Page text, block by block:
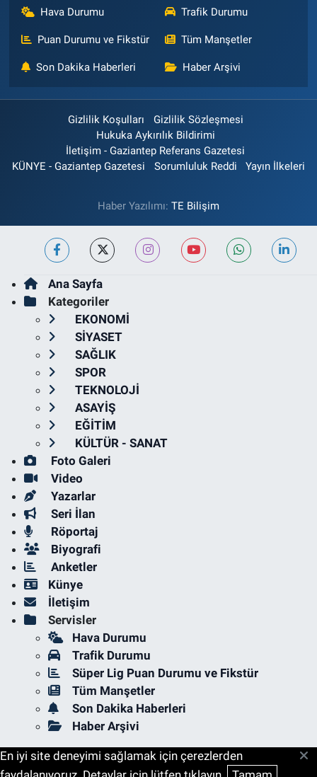
Hava Durumu Trafik Durumu
Puan Durumu ve Fikstür Tüm Manşetler
Son Dakika Haberleri Haber Arşivi
Gizlilik Koşulları
Gizlilik Sözleşmesi
Hukuka Aykırılık Bildirimi
İletişim - Gaziantep Referans Gazetesi
KÜNYE - Gaziantep Gazetesi
Sorumluluk Reddi Yayın İlkeleri
Haber Yazılımı: TE Bilişim
Ana Sayfa
Kategoriler
EKONOMİ
SİYASET
SAĞLIK
SPOR
TEKNOLOJİ
ASAYİŞ
EĞİTİM
KÜLTÜR - SANAT
Foto Galeri
Video
Yazarlar
Seri İlan
Röportaj
Biyografi
Anketler
Künye
İletişim
Servisler
Hava Durumu
Trafik Durumu
Süper Lig Puan Durumu ve Fikstür
Tüm Manşetler
Son Dakika Haberleri
Haber Arşivi
En iyi site deneyimi sağlamak için çerezlerden